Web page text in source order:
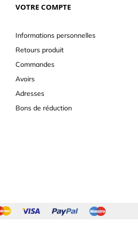
VOTRE COMPTE
Informations personnelles
Retours produit
Commandes
Avoirs
Adresses
Bons de réduction